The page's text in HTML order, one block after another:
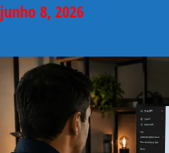
junho 8, 2026